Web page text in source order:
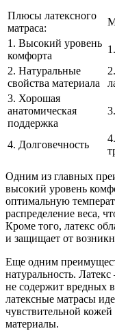
Плюсы латексного
матраса:
1. Высокий уровень
комфорта
2. Натуральные
свойства материала
3. Хорошая
анатомическая
поддержка
4. Долговечность
Одним из главных
высокий уровень
оптимальную
распределение веса,
Кроме того, латекс
и защищает от
Еще одним
натуральность.
не содержит вредных
латексные матрасы
чувствительной
материалы.